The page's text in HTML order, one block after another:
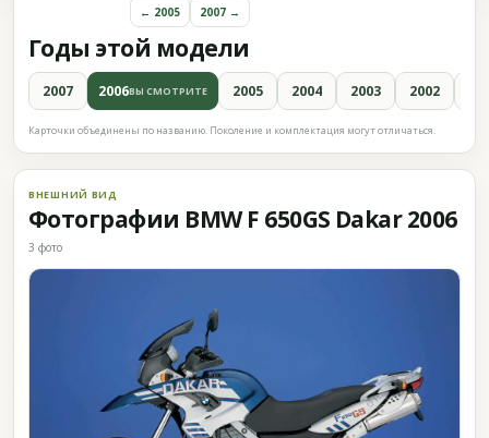
Годы этой модели
← 2005 2007 →
2007 2006ВЫ СМОТРИТЕ 2005 2004 2003 2002
Карточки объединены по названию. Поколение и комплектация могут отличаться.
ВНЕШНИЙ ВИД
Фотографии BMW F 650GS Dakar 2006
3 фото